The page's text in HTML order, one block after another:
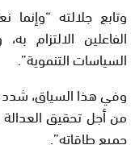
وتابع جلالته “وإنما
الفاعلين الالتزام
السياسات التنموية”.
وفي هذا السياق، شدد
من أجل تحقيق العدالة
جميع طاقاته”.